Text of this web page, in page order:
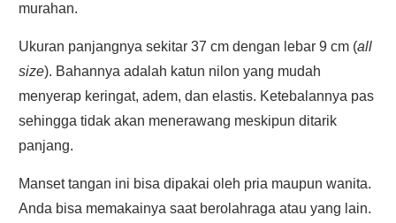
murahan.
Ukuran panjangnya sekitar 37 cm dengan lebar 9 cm (all
size). Bahannya adalah katun nilon yang mudah
menyerap keringat, adem, dan elastis. Ketebalannya pas
sehingga tidak akan menerawang meskipun ditarik
panjang.
Manset tangan ini bisa dipakai oleh pria maupun wanita.
Anda bisa memakainya saat berolahraga atau yang lain.